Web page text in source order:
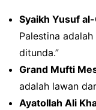
Syaikh Yusuf
Palestina
ditunda.”
Grand Mufti
adalah lawan
Ayatollah Ali